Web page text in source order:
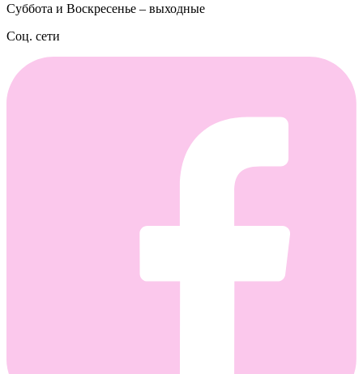
Суббота и Воскресенье – выходные
Соц. сети